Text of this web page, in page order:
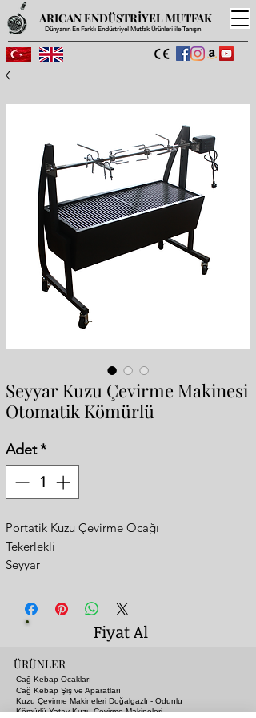
Dünyanın En Farklı Endüstriyel Mutfak Ürünleri ile Tanışın
ARICAN ENDÜSTRİYEL MUTFAK
Seyyar Kuzu Çevirme Makinesi
Otomatik Kömürlü
Adet*
Portatik Kuzu Çevirme Ocağı
Tekerlekli
Seyyar
Otomatik
Paslanmaz Çelik
Ölçü : 150x60xh:130 cm
Fiyat Al
ÜRÜNLER
Cağ Kebap Ocakları
Cağ Kebap Şiş ve Aparatları
Kuzu Çevirme Makineleri Doğalgazlı - Odunlu
Kömürlü Yatay Kuzu Çevirme Makineleri